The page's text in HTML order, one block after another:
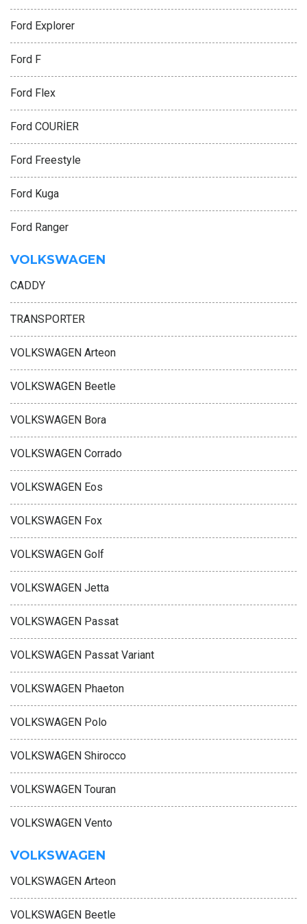
Ford Explorer
Ford F
Ford Flex
Ford COURİER
Ford Freestyle
Ford Kuga
Ford Ranger
VOLKSWAGEN
CADDY
TRANSPORTER
VOLKSWAGEN Arteon
VOLKSWAGEN Beetle
VOLKSWAGEN Bora
VOLKSWAGEN Corrado
VOLKSWAGEN Eos
VOLKSWAGEN Fox
VOLKSWAGEN Golf
VOLKSWAGEN Jetta
VOLKSWAGEN Passat
VOLKSWAGEN Passat Variant
VOLKSWAGEN Phaeton
VOLKSWAGEN Polo
VOLKSWAGEN Shirocco
VOLKSWAGEN Touran
VOLKSWAGEN Vento
VOLKSWAGEN
VOLKSWAGEN Arteon
VOLKSWAGEN Beetle